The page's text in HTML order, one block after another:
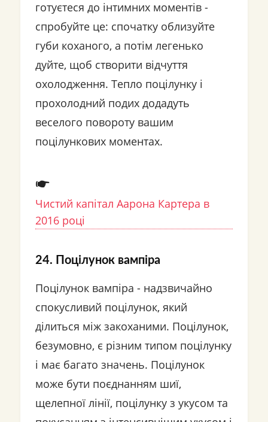
готуєтеся до інтимних моментів -
спробуйте це: спочатку облизуйте
губи коханого, а потім легенько
дуйте, щоб створити відчуття
охолодження. Тепло поцілунку і
прохолодний подих додадуть
веселого повороту вашим
поцілункових моментах.
Чистий капітал Аарона Картера в
2016 році
24. Поцілунок вампіра
Поцілунок вампіра - надзвичайно
спокусливий поцілунок, який
ділиться між закоханими. Поцілунок,
безумовно, є різним типом поцілунку
і має багато значень. Поцілунок
може бути поєднанням шиї,
щелепної лінії, поцілунку з укусом та